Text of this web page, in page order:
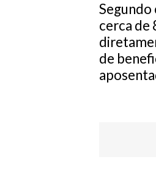
Segundo
cerca de
de